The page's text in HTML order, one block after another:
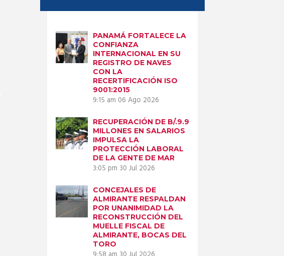
PANAMÁ FORTALECE LA
CONFIANZA
INTERNACIONAL EN SU
REGISTRO DE NAVES
CON LA
RECERTIFICACIÓN ISO
9001:2015
9:15 am 06 Ago 2026
RECUPERACIÓN DE B/.9.9
MILLONES EN SALARIOS
IMPULSA LA
PROTECCIÓN LABORAL
DE LA GENTE DE MAR
3:05 pm 30 Jul 2026
CONCEJALES DE
ALMIRANTE RESPALDAN
POR UNANIMIDAD LA
RECONSTRUCCIÓN DEL
MUELLE FISCAL DE
ALMIRANTE, BOCAS DEL
TORO